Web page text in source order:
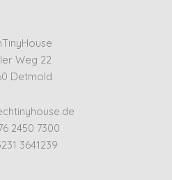
Weg 22
Detmold
2450 7300
3641239